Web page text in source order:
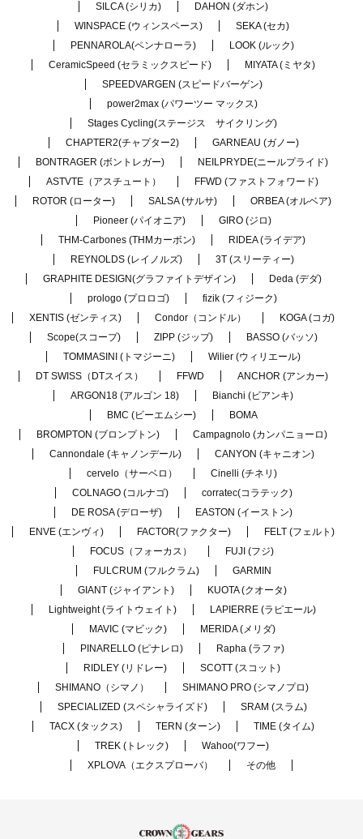
SILCA (シリカ)
DAHON (ダホン)
WINSPACE (ウィンスペース)
SEKA (セカ)
PENNAROLA(ペンナローラ)
LOOK (ルック)
CeramicSpeed (セラミックスピード)
MIYATA (ミヤタ)
SPEEDVARGEN (スピードバーゲン)
power2max (パワーツー マックス)
Stages Cycling(ステージス サイクリング)
CHAPTER2(チャプター2)
GARNEAU (ガノー)
BONTRAGER (ボントレガー)
NEILPRYDE(ニールプライド)
ASTVTE（アスチュート）
FFWD (ファストフォワード)
ROTOR (ローター)
SALSA (サルサ)
ORBEA (オルベア)
Pioneer (パイオニア)
GIRO (ジロ)
THM-Carbones (THMカーボン)
RIDEA (ライデア)
REYNOLDS (レイノルズ)
3T (スリーティー)
GRAPHITE DESIGN(グラファイトデザイン)
Deda (デダ)
prologo (プロロゴ)
fizik (フィジーク)
XENTIS (ゼンティス)
Condor（コンドル）
KOGA (コガ)
Scope(スコープ)
ZIPP (ジップ)
BASSO (バッソ)
TOMMASINI (トマジーニ)
Wilier (ウィリエール)
DT SWISS（DTスイス）
FFWD
ANCHOR (アンカー)
ARGON18 (アルゴン 18)
Bianchi (ビアンキ)
BMC (ビーエムシー)
BOMA
BROMPTON (ブロンプトン)
Campagnolo (カンパニョーロ)
Cannondale (キャノンデール)
CANYON (キャニオン)
cervelo（サーベロ）
Cinelli (チネリ)
COLNAGO (コルナゴ)
corratec(コラテック)
DE ROSA (デローザ)
EASTON (イーストン)
ENVE (エンヴィ)
FACTOR(ファクター)
FELT (フェルト)
FOCUS（フォーカス）
FUJI (フジ)
FULCRUM (フルクラム)
GARMIN
GIANT (ジャイアント)
KUOTA (クオータ)
Lightweight (ライトウェイト)
LAPIERRE (ラピエール)
MAVIC (マビック)
MERIDA (メリダ)
PINARELLO (ピナレロ)
Rapha (ラファ)
RIDLEY (リドレー)
SCOTT (スコット)
SHIMANO（シマノ）
SHIMANO PRO (シマノプロ)
SPECIALIZED (スペシャライズド)
SRAM (スラム)
TACX (タックス)
TERN (ターン)
TIME (タイム)
TREK (トレック)
Wahoo(ワフー)
XPLOVA（エクスプローバ）
その他